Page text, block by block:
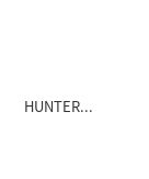
HUNTER...